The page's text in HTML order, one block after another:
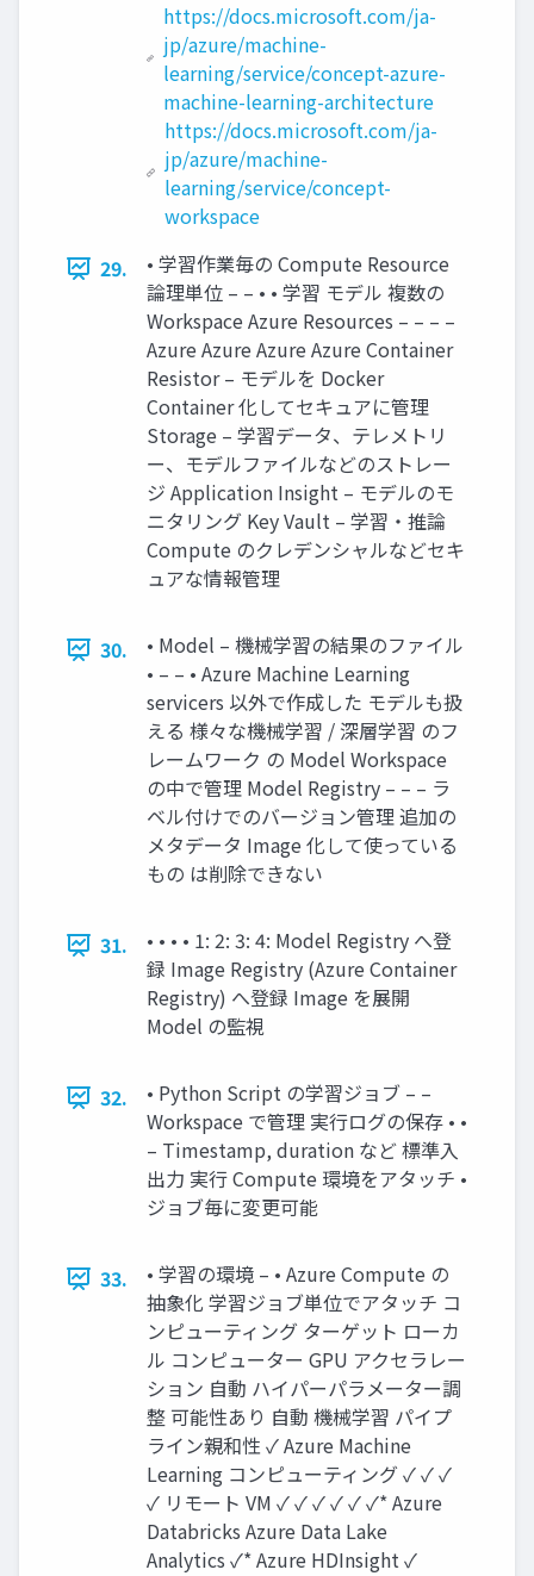
https://docs.microsoft.com/ja-
jp/azure/machine-
learning/service/concept-azure-
machine-learning-architecture
https://docs.microsoft.com/ja-
jp/azure/machine-
learning/service/concept-
workspace
29.
• 学習作業毎の Compute Resource
論理単位 – – • • 学習 モデル 複数の
Workspace Azure Resources – – – –
Azure Azure Azure Azure Container
Resistor – モデルを Docker
Container 化してセキュアに管理
Storage – 学習データ、テレメトリ
ー、モデルファイルなどのストレー
ジ Application Insight – モデルのモ
ニタリング Key Vault – 学習・推論
Compute のクレデンシャルなどセキ
ュアな情報管理
30.
• Model – 機械学習の結果のファイル
• – – • Azure Machine Learning
servicers 以外で作成した モデルも扱
える 様々な機械学習 / 深層学習 のフ
レームワーク の Model Workspace
の中で管理 Model Registry – – – ラ
ベル付けでのバージョン管理 追加の
メタデータ Image 化して使っている
もの は削除できない
31.
• • • • 1: 2: 3: 4: Model Registry へ登
録 Image Registry (Azure Container
Registry) へ登録 Image を展開
Model の監視
32.
• Python Script の学習ジョブ – –
Workspace で管理 実⾏ログの保存 • •
– Timestamp, duration など 標準⼊
出⼒ 実⾏ Compute 環境をアタッチ •
ジョブ毎に変更可能
33.
• 学習の環境 – • Azure Compute の
抽象化 学習ジョブ単位でアタッチ コ
ンピューティング ターゲット ローカ
ル コンピューター GPU アクセラレー
ション ⾃動 ハイパーパラメーター調
整 可能性あり ⾃動 機械学習 パイプ
ライン親和性 ✓ Azure Machine
Learning コンピューティング ✓ ✓ ✓
✓ リモート VM ✓ ✓ ✓ ✓ ✓ ✓* Azure
Databricks Azure Data Lake
Analytics ✓* Azure HDInsight ✓